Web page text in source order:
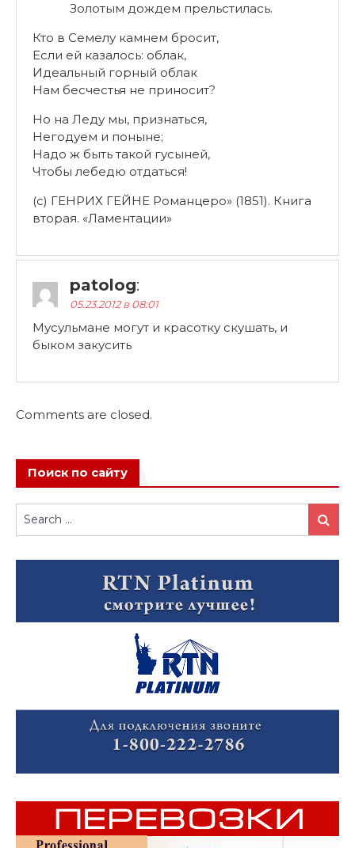
Золотым дождем прельстилась.
Кто в Семелу камнем бросит,
Если ей казалось: облак,
Идеальный горный облак
Нам бесчестья не приносит?
Но на Леду мы, признаться,
Негодуем и поныне;
Надо ж быть такой гусыней,
Чтобы лебедю отдаться!
(c) ГЕНРИХ ГЕЙНЕ Романцеро» (1851). Книга
вторая. «Ламентации»
patolog:
05.23.2012 в 08:01
Мусульмане могут и красотку скушать, и
быком закусить
Comments are closed.
Поиск по сайту
Search
for:
Search